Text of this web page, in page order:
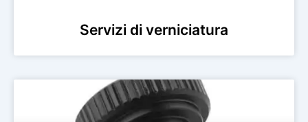
Servizi di verniciatura